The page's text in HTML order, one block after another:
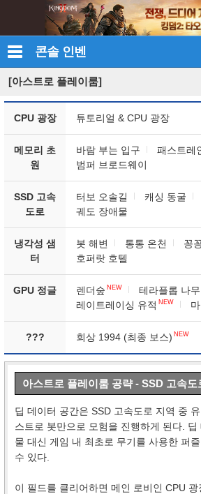
콘솔 인벤
[아스트로 플레이룸]
CPU 광장 튜토리얼 & CPU 광장
메모리 초
원
바람 부는 입구 패스트레
범퍼 브로드웨이
SSD 고속
도로
터보 오솔길 캐싱 동굴
궤도 장애물
냉각성 샘
터
봇 해변 통통 온천
꽁
호퍼랏 호텔
GPU 정글 렌더숲 NEW 테라플롭 나
레이트레이싱 유적 NEW
??? 회상 1994 (최종 보스) NEW
딥 데이터 공간은 SSD 고속도로 지역 중
스트로 봇만으로 모험을 진행하게 된다.
물 대신 게임 내 최초로 무기를 사용한 퍼
수 있다.
이 필드를 클리어하면 메인 로비인 CPU